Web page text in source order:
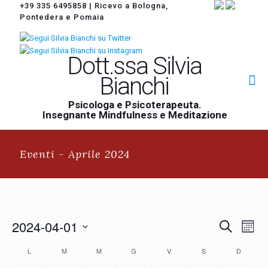
+39 335 6495858 | Ricevo a Bologna,
Pontedera e Pomaia
Dott.ssa Silvia
Bianchi
Psicologa e Psicoterapeuta.
Insegnante Mindfulness e Meditazione
Eventi - Aprile 2024
Eventi
Ricerca
Cerca
Viste
Mese
2024-04-01
Calendario
L M M G V S D